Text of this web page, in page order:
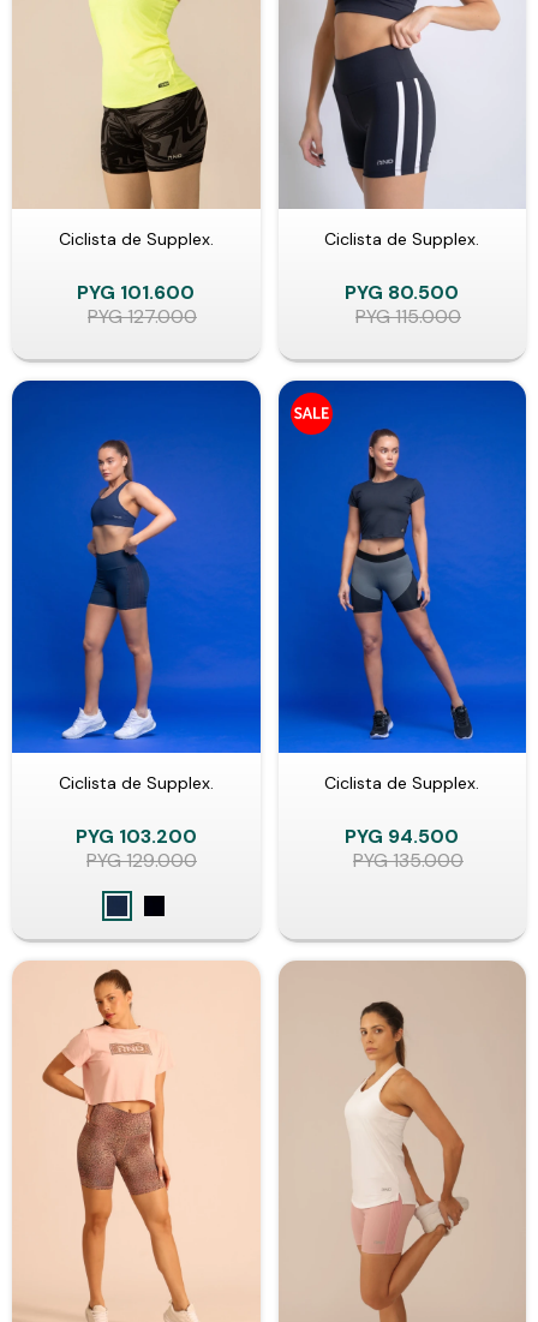
Ciclista de Supplex.
PYG 101.600
PYG127.000
Ciclista de Supplex.
PYG 80.500
PYG115.000
Ciclista de Supplex.
PYG 103.200
PYG129.000
Ciclista de Supplex.
PYG 94.500
PYG135.000